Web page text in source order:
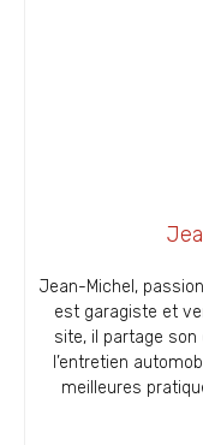
Jean-Michel,
est garagiste et
site, il partage
l’entretien
meilleures